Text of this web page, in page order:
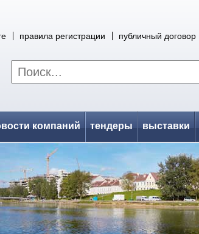
правила регистрации публичный договор
компаний тендеры выставки